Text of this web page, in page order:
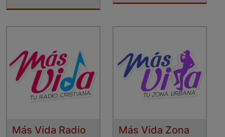
Más Vida Radio
Más Vida Zona